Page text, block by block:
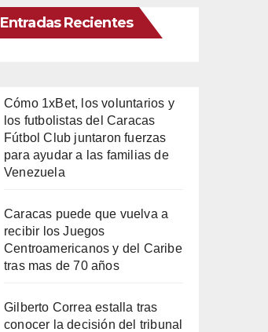
Entradas Recientes
Cómo 1xBet, los voluntarios y
los futbolistas del Caracas
Fútbol Club juntaron fuerzas
para ayudar a las familias de
Venezuela
Caracas puede que vuelva a
recibir los Juegos
Centroamericanos y del Caribe
tras mas de 70 años
Gilberto Correa estalla tras
conocer la decisión del tribunal